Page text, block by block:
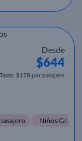
Desde
$644
Tasas: $178 por pasajero
Niños Gratis